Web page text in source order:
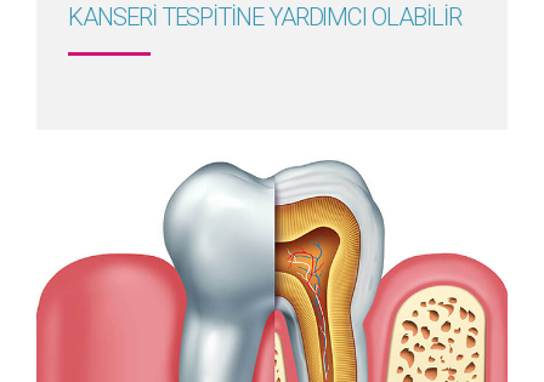
KANSERİ TESPİTİNE YARDIMCI OLABİLİR